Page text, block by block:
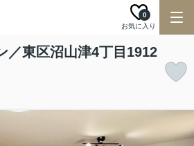
お気に入り
0
／東区沼山津4丁目1912